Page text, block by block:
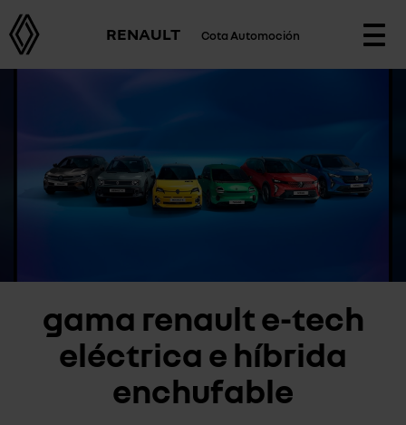
RENAULT Cota Automoción
gama renault e-tech
eléctrica e híbrida
enchufable